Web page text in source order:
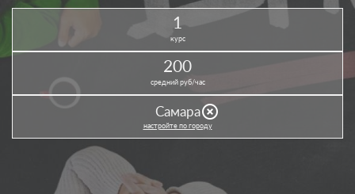
1
курс
200
средний руб/час
Самараhighlight_off
настройте по городу